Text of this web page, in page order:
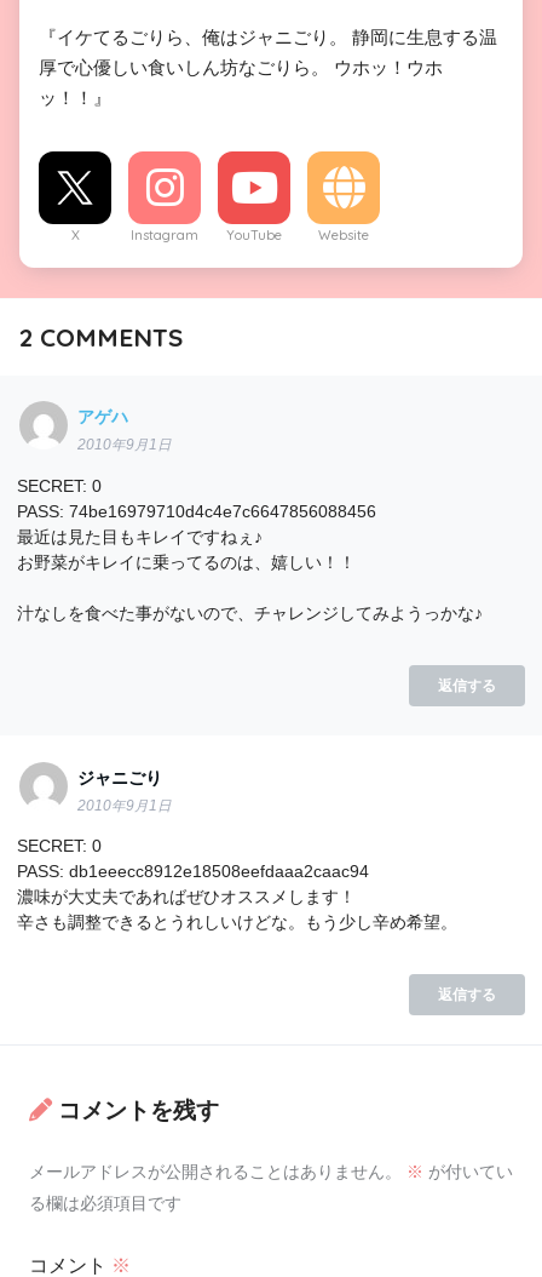
『イケてるごりら、俺はジャニごり。 静岡に生息する温
厚で心優しい食いしん坊なごりら。 ウホッ！ウホ
ッ！！』
X Instagram YouTube Website
2 COMMENTS
アゲハ
2010年9月1日
SECRET: 0
PASS: 74be16979710d4c4e7c6647856088456
最近は見た目もキレイですねぇ♪
お野菜がキレイに乗ってるのは、嬉しい！！
汁なしを食べた事がないので、チャレンジしてみようっかな♪
返信する
ジャニごり
2010年9月1日
SECRET: 0
PASS: db1eeecc8912e18508eefdaaa2caac94
濃味が大丈夫であればぜひオススメします！
辛さも調整できるとうれしいけどな。もう少し辛め希望。
返信する
コメントを残す
メールアドレスが公開されることはありません。 ※ が付いてい
る欄は必須項目です
コメント ※